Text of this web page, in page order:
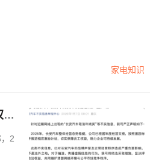
家电知识
2